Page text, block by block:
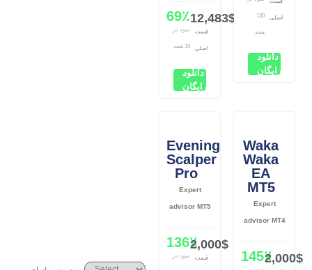
69٪
سود در
15 هفته
12,483$
قیمت
اصلی
دانلود
رایگان
130
هفته
اصلی
دانلود
رایگان
Evening
Scalper
Pro
Expert
advisor MT5
136٪
سود در
2,000$
قیمت
Waka
Waka
EA
MT5
Expert
advisor MT4
145٪2,000$